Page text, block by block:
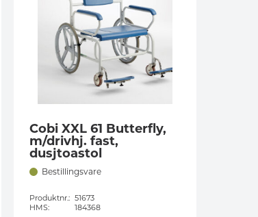
Cobi XXL 61 Butterfly,
m/drivhj. fast,
dusjtoastol
Bestillingsvare
Produktnr.: 51673
HMS:
184368